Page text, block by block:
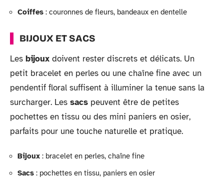
Coiffes : couronnes de fleurs, bandeaux en dentelle
BIJOUX ET SACS
Les bijoux doivent rester discrets et délicats. Un
petit bracelet en perles ou une chaîne fine avec un
pendentif floral suffisent à illuminer la tenue sans la
surcharger. Les sacs peuvent être de petites
pochettes en tissu ou des mini paniers en osier,
parfaits pour une touche naturelle et pratique.
Bijoux : bracelet en perles, chaîne fine
Sacs : pochettes en tissu, paniers en osier